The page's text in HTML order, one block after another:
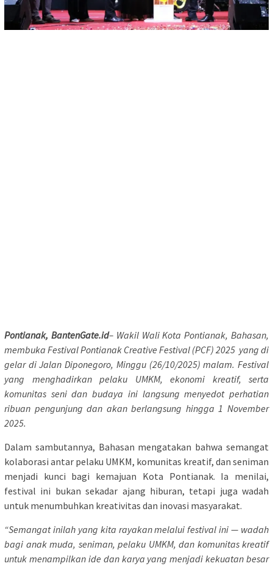
Pontianak, BantenGate.id– Wakil Wali Kota Pontianak, Bahasan,
membuka Festival Pontianak Creative Festival (PCF) 2025 yang di
gelar di Jalan Diponegoro, Minggu (26/10/2025) malam. Festival
yang menghadirkan pelaku UMKM, ekonomi kreatif, serta
komunitas seni dan budaya ini langsung menyedot perhatian
ribuan pengunjung dan akan berlangsung hingga 1 November
2025.
Dalam sambutannya, Bahasan mengatakan bahwa semangat
kolaborasi antar pelaku UMKM, komunitas kreatif, dan seniman
menjadi kunci bagi kemajuan Kota Pontianak. Ia menilai,
festival ini bukan sekadar ajang hiburan, tetapi juga wadah
untuk menumbuhkan kreativitas dan inovasi masyarakat.
“Semangat inilah yang kita rayakan melalui festival ini — wadah
bagi anak muda, seniman, pelaku UMKM, dan komunitas kreatif
untuk menampilkan ide dan karya yang menjadi kekuatan besar